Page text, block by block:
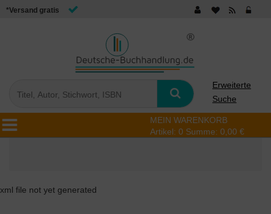
*Versand gratis
Erweiterte
Suche
MEIN WARENKORB
Artikel: 0 Summe: 0,00 €
xml file not yet generated